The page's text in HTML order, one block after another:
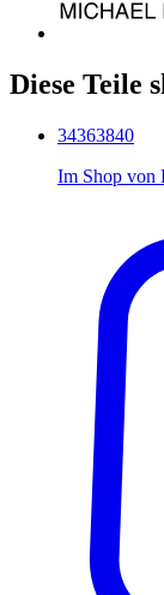
Diese Teile
34363840
Im Shop von